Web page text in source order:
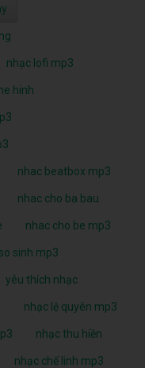
nhạc lofi mp3
hinh
nhac beatbox mp3
nhac cho ba bau
nhac cho be mp3
sinh mp3
yêu thích nhạc
nhạc lệ quyên mp3
nhạc thu hiền
nhạc chế linh mp3